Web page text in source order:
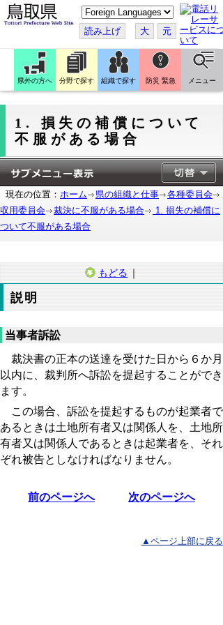
こ
の
ペ
ー
ジ
翻
訳
す
読み上げ 大 元
県外の方へ 分野で探す 組織で探す 防災 緊急 メニュー
1. 損失の補償について
不服がある場合
現在の位置： ホーム 県の組織と仕事
各種委員会
収用委員会
裁決に不服がある場合
1. 損失の補償に
ついて不服がある場合
もどる ｜
説明
当事者訴訟
裁決書の正本の送達を受けた日から６か月
以内に、裁判所へ訴訟を提起することができ
ます。
この場合、訴訟を提起するものが起業者で
あるときは土地所有者又は関係人を、土地所
有者又は関係人であるときは起業者を、それ
ぞれ被告としなければなりません。
前のページへ 次のページへ
▲ページ上部に戻る